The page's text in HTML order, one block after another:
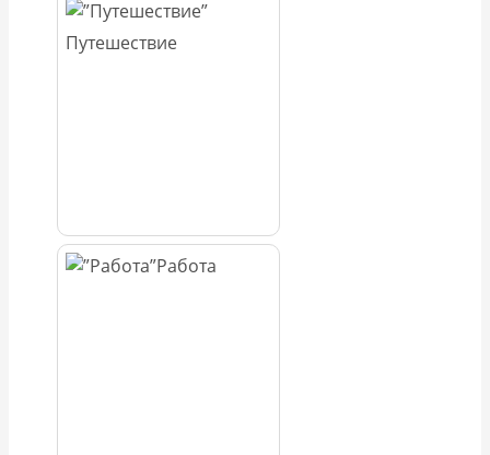
Путешествие
Работа